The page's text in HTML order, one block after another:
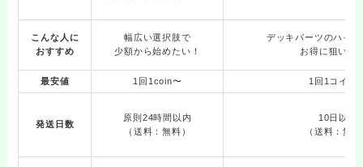
こんな人に
おすすめ
幅広い選択肢で
少額から始めたい！
デッキパーツのハイ
お得に狙いた
最安値 1回1coin〜 1回1コイン
発送日数
原則24時間以内
（送料：無料）
10日以内
（送料：無